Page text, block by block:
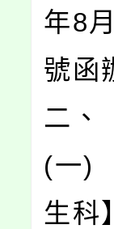
年8
號函
二
(一)
生科